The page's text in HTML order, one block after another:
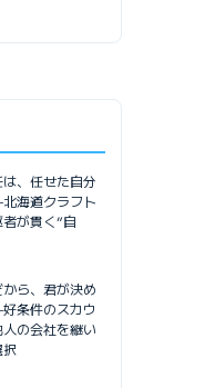
は、任せた自分
海道クラフト
が貫く”自
から、君が決め
条件のスカウ
人の会社を継い